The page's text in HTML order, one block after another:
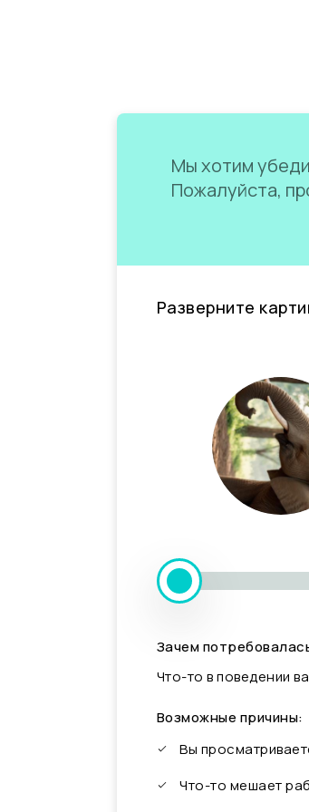
Мы хотим
Пожалуйста,
Разверните
Зачем
Что-то в поведении
Возможные причины:
Вы
Что-то мешает